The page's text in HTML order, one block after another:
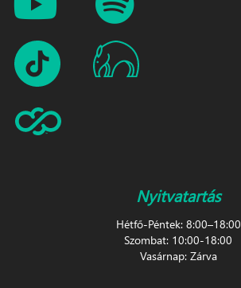
Nyitvatartás
Hétfő-Péntek: 8:00–18:00
Szombat: 10:00-18:00
Vasárnap: Zárva